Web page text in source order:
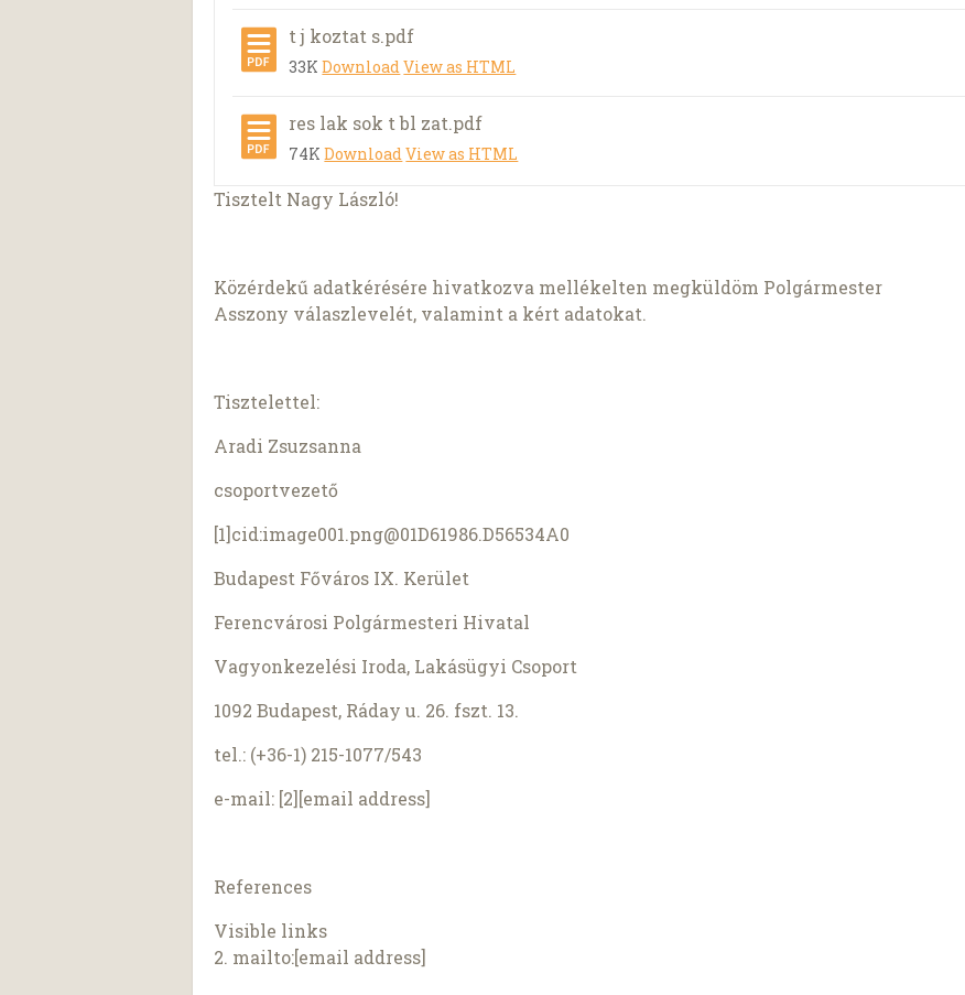
t j koztat s.pdf
33KDownload View as HTML
res lak sok t bl zat.pdf
74KDownload View as HTML
Tisztelt Nagy László!
Közérdekű adatkérésére hivatkozva mellékelten megküldöm Polgármester
Asszony válaszlevelét, valamint a kért adatokat.
Tisztelettel:
Aradi Zsuzsanna
csoportvezető
[1]cid:image001.png@01D61986.D56534A0
Budapest Főváros IX. Kerület
Ferencvárosi Polgármesteri Hivatal
Vagyonkezelési Iroda, Lakásügyi Csoport
1092 Budapest, Ráday u. 26. fszt. 13.
tel.: (+36-1) 215-1077/543
e-mail: [2][email address]
References
Visible links
2. mailto:[email address]